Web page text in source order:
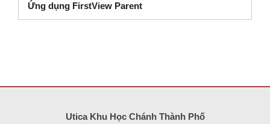
Ứng dụng FirstView Parent
Utica Khu Học Chánh Thành Phố